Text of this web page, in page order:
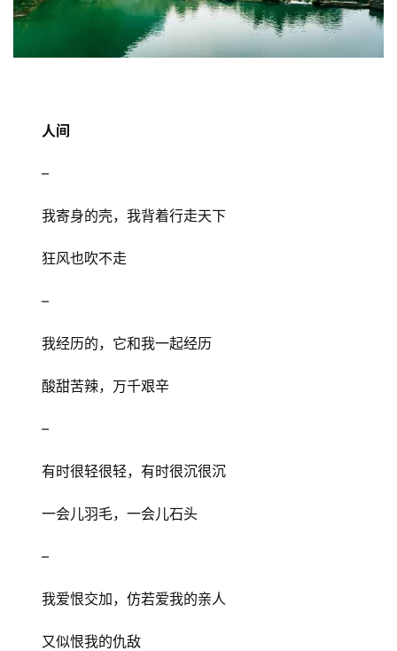
人间
–
我寄身的壳，我背着行走天下
狂风也吹不走
–
我经历的，它和我一起经历
酸甜苦辣，万千艰辛
–
有时很轻很轻，有时很沉很沉
一会儿羽毛，一会儿石头
–
我爱恨交加，仿若爱我的亲人
又似恨我的仇敌